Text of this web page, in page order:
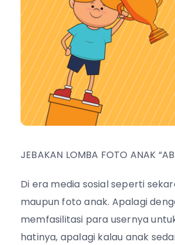
JEBAKAN LOMBA FOTO ANAK
Di era media sosial seperti
maupun foto anak. Apalagi
memfasilitasi para usernya
hatinya, apalagi kalau anak